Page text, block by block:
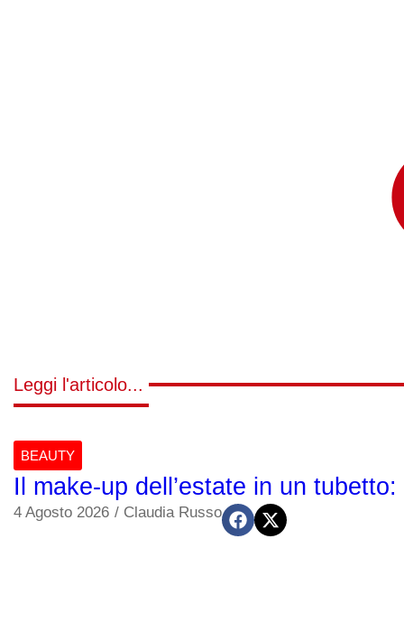
Leggi l'articolo...
BEAUTY
Il make-up dell’estate in un
4 Agosto 2026 / Claudia Russo